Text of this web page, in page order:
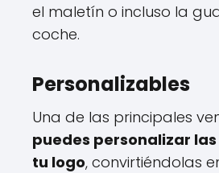
el maletín o incluso la
coche.
Personalizables
Una de las principales
puedes personalizar
tu logo, convirtiéndolas